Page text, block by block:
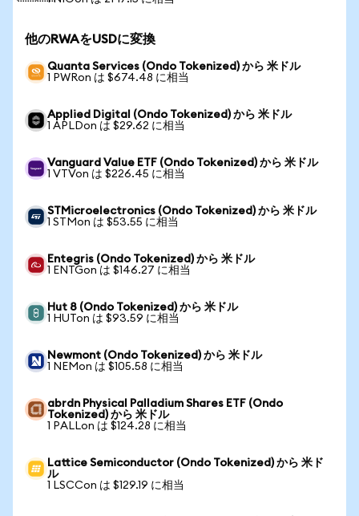
他のRWAをUSDに変換
Quanta Services (Ondo Tokenized) から 米ドル
1 PWRon は $674.48 に相当
Applied Digital (Ondo Tokenized) から 米ドル
1 APLDon は $29.62 に相当
Vanguard Value ETF (Ondo Tokenized) から 米ドル
1 VTVon は $226.45 に相当
STMicroelectronics (Ondo Tokenized) から 米ドル
1 STMon は $53.55 に相当
Entegris (Ondo Tokenized) から 米ドル
1 ENTGon は $146.27 に相当
Hut 8 (Ondo Tokenized) から 米ドル
1 HUTon は $93.59 に相当
Newmont (Ondo Tokenized) から 米ドル
1 NEMon は $105.58 に相当
abrdn Physical Palladium Shares ETF (Ondo
Tokenized) から 米ドル
1 PALLon は $124.28 に相当
Lattice Semiconductor (Ondo Tokenized) から 米ド
ル
1 LSCCon は $129.19 に相当